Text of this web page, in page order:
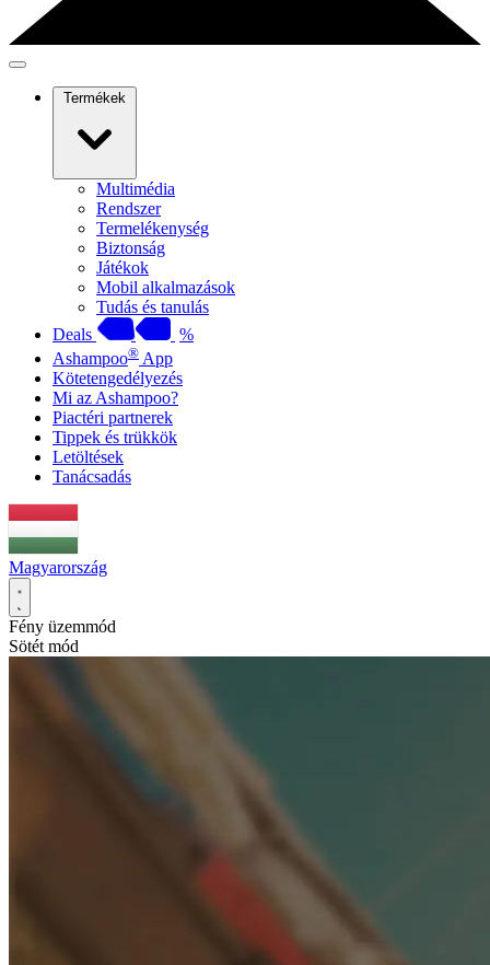
Termékek
Multimédia
Rendszer
Termelékenység
Biztonság
Játékok
Mobil alkalmazások
Tudás és tanulás
Deals
%
Ashampoo® App
Kötetengedélyezés
Mi az Ashampoo?
Piactéri partnerek
Tippek és trükkök
Letöltések
Tanácsadás
Magyarország
Fény üzemmód
Sötét mód